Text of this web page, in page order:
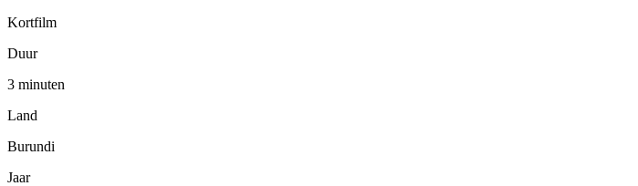
Kortfilm
Duur
3 minuten
Land
Burundi
Jaar